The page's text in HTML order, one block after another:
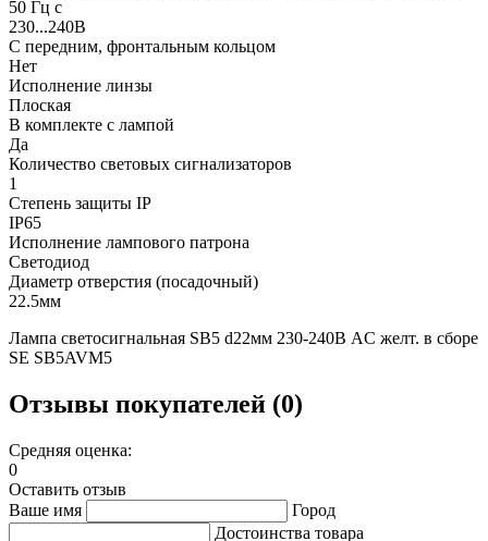
50 Гц с
230...240В
С передним, фронтальным кольцом
Нет
Исполнение линзы
Плоская
В комплекте с лампой
Да
Количество световых сигнализаторов
1
Степень защиты IP
IP65
Исполнение лампового патрона
Светодиод
Диаметр отверстия (посадочный)
22.5мм
Лампа светосигнальная SB5 d22мм 230-240В AC желт. в сборе
SE SB5AVM5
Отзывы покупателей (0)
Средняя оценка:
0
Оставить отзыв
Ваше имя
Город
Достоинства товара